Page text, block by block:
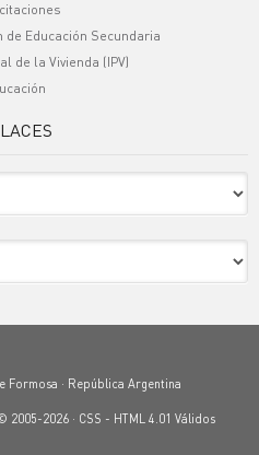
Educación Secundaria
de la Vivienda (IPV)
· República Argentina
2005-2026 · CSS - HTML 4.01 Válidos